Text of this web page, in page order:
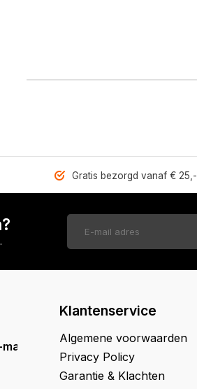
Gratis bezorgd vanaf € 25,-
Klantenservice
Algemene voorwaarden
Privacy Policy
Garantie & Klachten